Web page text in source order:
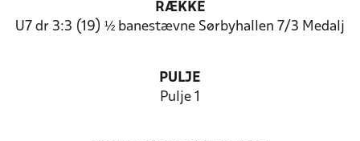
RÆKKE
U7 dr 3:3 (19) ½ banestævne Sørbyhallen 7/3 Medalj
PULJE
Pulje 1